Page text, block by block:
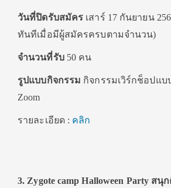
วันที่ปิดรับสมัคร เสาร์ 17 กันยายน
ทันทีเมื่อมีผู้สมัครครบตามจำนวน)
จำนวนที่รับ 50 คน
รูปแบบกิจกรรม กิจกรรมเวิร์กช็อปแ
Zoom
รายละเอียด : คลิก
3. Zygote camp Halloween Party ส